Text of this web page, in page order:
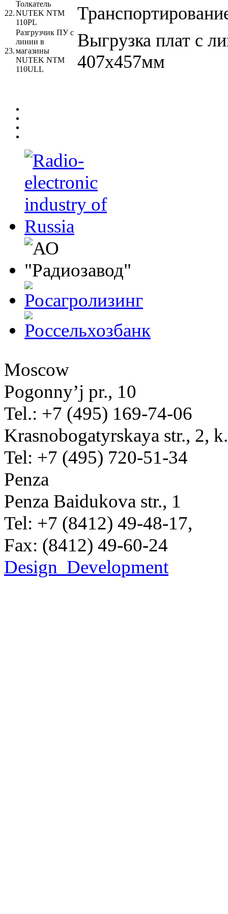
22.
Толкатель
NUTEK NTM
110PL
23.
Разгрузчик ПУ с
линии в
магазины
NUTEK NTM
110ULL
Выгрузка плат с
407х457мм
Moscow
Pogonny’j pr., 10
Tel.: +7 (495) 169-74-06
Krasnobogatyrskaya str., 2,
Tel: +7 (495) 720-51-34
Penza
Penza Baidukova str., 1
Tel: +7 (8412) 49-48-17,
Fax: (8412) 49-60-24
Design Development